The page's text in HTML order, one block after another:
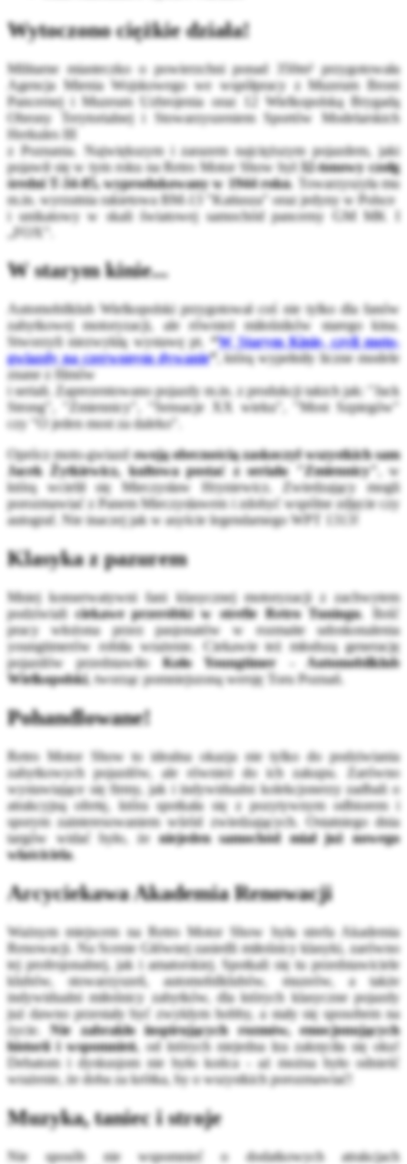
Wytoczono ciężkie działa!
Militarne miasteczko o powierzchni ponad 350m² przygotowała
Agencja Mienia Wojskowego we współpracy z Muzeum Broni
Pancernej i Muzeum Uzbrojenia oraz 12 Wielkopolską Brygadą
Obrony Terytorialnej i Stowarzyszeniem Sportów Modelarskich
Herkules III
z Poznania. Największym i zarazem najcięższym pojazdem, jaki
pojawił się w tym roku na Retro Motor Show był 32-tonowy czołg
średni T-34-85, wyprodukowany w 1944 roku. Towarzyszyła mu
m.in. wyrzutnia rakietowa BM-13 "Katiusza" oraz jedyny w Polsce
i unikatowy w skali światowej samochód pancerny GM MK I
„FOX”.
W starym kinie...
Automobilklub Wielkopolski przygotował coś nie tylko dla fanów
zabytkowej motoryzacji, ale również miłośników starego kina.
Stworzyli niezwykłą wystawę pt. “W Starym Kinie, czyli moto-
gwiazdy na czerwonym dywanie” , którą wypełniły liczne modele
znane z filmów
i seriali. Zaprezentowano pojazdy m.in. z produkcji takich jak: "Jack
Strong", "Zmiennicy", "Sensacje XX wieku", "Most Szpiegów"
czy "O jeden most za daleko".
Oprócz moto-gwiazdswoją obecnością zaskoczył wszystkich sam
Jacek Żytkiewicz, kultowa postać z serialu "Zmiennicy"
, w
którą wcielił się Mieczysław Hryniewicz. Zwiedzający mogli
porozmawiać z Panem Mieczysławem i zdobyć wspólne zdjęcie czy
autograf. Nie inaczej jak w asyście legendarnego WPT 1313!
Klasyka z pazurem
Mniej konserwatywni fani klasycznej motoryzacji z zachwytem
podziwialiciekawe przeróbki w strefie Retro Tuningu. Ilość
pracy włożona przez pasjonatów w rozmaite udoskonalenia
youngtimerów robiła wrażenie. Ciekawie też młodszą generację
pojazdów przedstawiło Koło Youngtimer - Automobilklub
Wielkopolski, tworząc pomniejszoną wersję Toru Poznań.
Pohandlowane!
Retro Motor Show to idealna okazja nie tylko do podziwiania
zabytkowych pojazdów, ale również do ich zakupu. Zarówno
wystawiające się firmy, jak i indywidualni kolekcjonerzy zadbali o
atrakcyjną ofertę, która spotkała się z pozytywnym odbiorem i
sporym zainteresowaniem wśród zwiedzających. Ostatniego dnia
targów widać było, żeniejeden samochód miał już nowego
właściciela.
Arcyciekawa Akademia Renowacji
Ważnym miejscem na Retro Motor Show była strefa Akademia
Renowacji. Na Scenie Głównej zasiedli miłośnicy klasyki, zarówno
tej profesjonalnej, jak i amatorskiej. Spotkali się tu przedstawiciele
klubów, stowarzyszeń, automobilklubów, muzeów, a także
indywidualni miłośnicy zabytków, dla których klasyczne pojazdy
już dawno przestały być zwykłym hobby, a stały się sposobem na
życie. Nie zabrakło inspirujących rozmów, emocjonujących
historii i wspomnień, od których niejedna łza zakręciła się oku!
Debatom i dyskusjom nie było końca - aż można było odnieść
wrażenie, że doba za krótka, by o wszystkich porozmawiać!
Muzyka, taniec i stroje
Nie sposób nie wspomnieć o dodatkowych atrakcjach